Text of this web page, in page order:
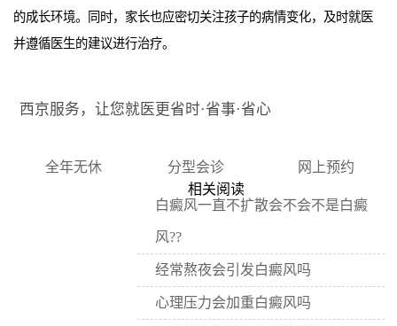
的成长环境。同时，家长也应密切关注孩子的病情变化，及时就医
并遵循医生的建议进行治疗。
西京服务，让您就医更省时·省事·省心
全年无休 分型会诊
网上预约
相关阅读
白癜风一直不扩散会不会不是白癜
风??
经常熬夜会引发白癜风吗
心理压力会加重白癜风吗